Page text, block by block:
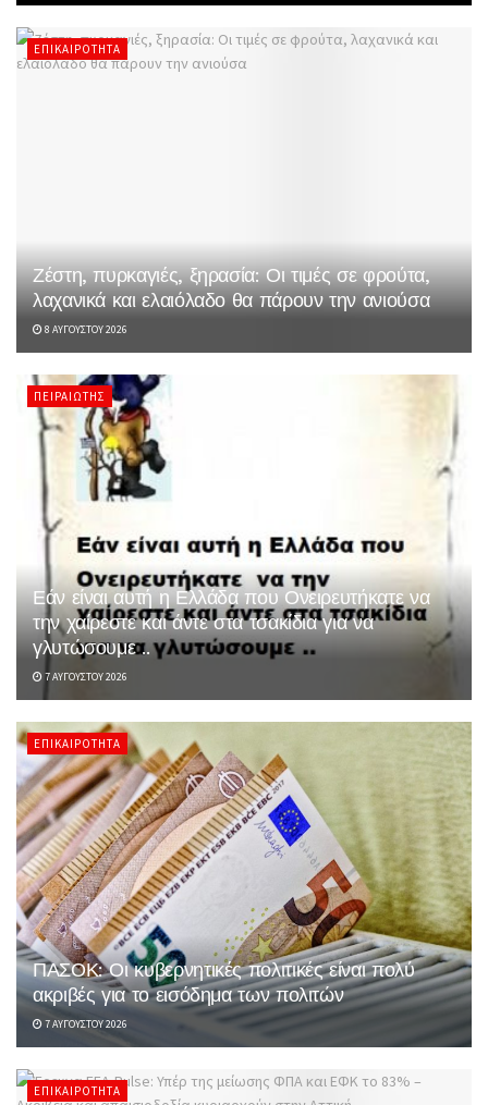
ΕΠΙΚΑΙΡΌΤΗΤΑ
Ζέστη, πυρκαγιές, ξηρασία: Οι τιμές σε φρούτα,
λαχανικά και ελαιόλαδο θα πάρουν την ανιούσα
8 ΑΥΓΟΎΣΤΟΥ 2026
ΠΕΙΡΑΙΏΤΗΣ
Εάν είναι αυτή η Ελλάδα που Ονειρευτήκατε να
την χαίρεστε και άντε στα τσακίδια για να
γλυτώσουμε ..
7 ΑΥΓΟΎΣΤΟΥ 2026
ΕΠΙΚΑΙΡΌΤΗΤΑ
ΠΑΣΟΚ: Οι κυβερνητικές πολιτικές είναι πολύ
ακριβές για το εισόδημα των πολιτών
7 ΑΥΓΟΎΣΤΟΥ 2026
ΕΠΙΚΑΙΡΌΤΗΤΑ